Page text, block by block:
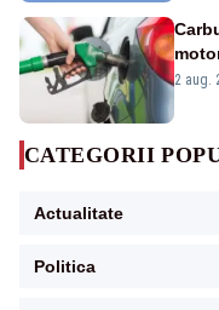
2 aug.
CATEGORII
Actualitate
Politica